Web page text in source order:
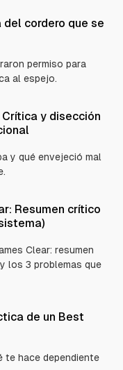
cordero que se
permiso para
al espejo.
y disección
y qué envejeció mal
Resumen crítico
Clear: resumen
los 3 problemas que
de un Best
te hace dependiente